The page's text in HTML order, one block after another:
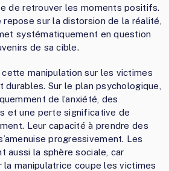
de retrouver les moments positifs.
sur la distorsion de la réalité,
systématiquement en question
de sa cible.
manipulation sur les victimes
durables. Sur le plan psychologique,
de l’anxiété, des
et une perte significative de
Leur capacité à prendre des
progressivement. Les
aussi la sphère sociale, car
la manipulatrice coupe les victimes